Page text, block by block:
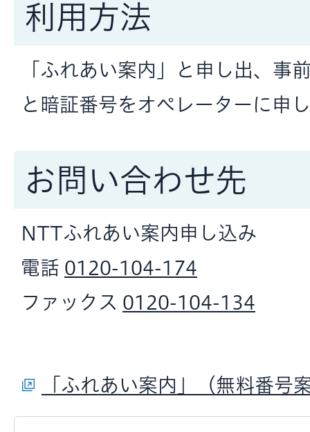
利用方法
「ふれあい案内」と申し出、事
と暗証番号をオペレーターに申
お問い合わせ先
NTTふれあい案内申し込み
電話 0120-104-174
ファックス 0120-104-134
「ふれあい案内」（無料番号